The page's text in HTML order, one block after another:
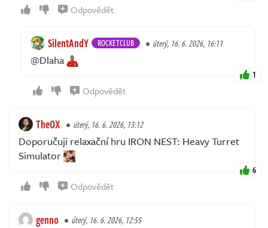
Odpovědět
SilentAndY ROCKETCLUB úterý, 16. 6. 2026, 16:11
@Dlaha
1
Odpovědět
TheOX úterý, 16. 6. 2026, 13:12
Doporučuji relaxační hru IRON NEST: Heavy Turret
Simulator
6
Odpovědět
genno úterý, 16. 6. 2026, 12:55